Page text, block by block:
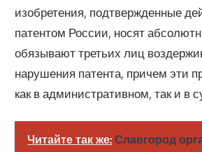
изобретения, подтвержденные
патентом России, носят
обязывают третьих лиц
нарушения патента, причем эти
как в административном, так и в
Читайте так же: Славгород